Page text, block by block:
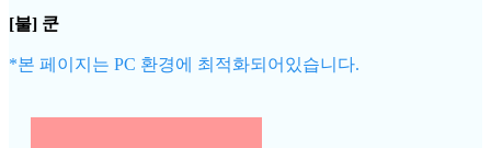
[불] 쿤
*본 페이지는 PC 환경에 최적화되어있습니다.